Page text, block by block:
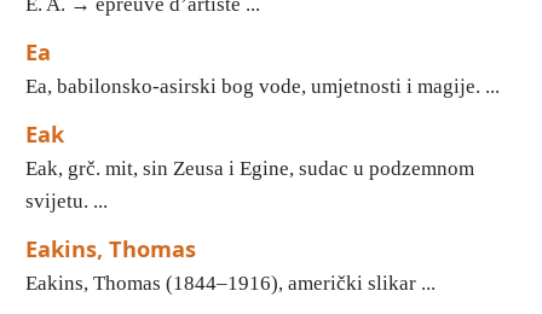
Ea
Ea, babilonsko-asirski bog vode, umjetnosti i magije. ...
Eak
Eak, grč. mit, sin Zeusa i Egine, sudac u podzemnom
svijetu. ...
Eakins, Thomas
Eakins, Thomas (1844–1916), američki slikar ...